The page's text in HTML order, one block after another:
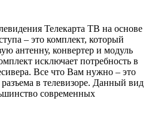
Телекарта ТВ на основе
– это комплект, который
антенну, конвертер и модуль
исключает потребность в
Все что Вам нужно – это
в телевизоре. Данный вид
современных